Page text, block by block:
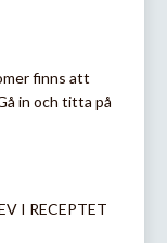
finns att
in och titta på
I RECEPTET